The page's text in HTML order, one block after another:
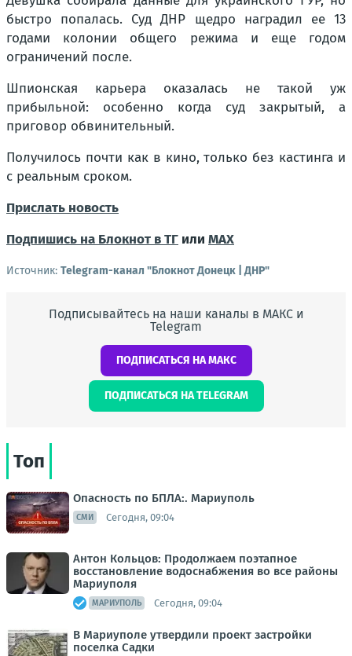
быстро попалась. Суд ДНР щедро наградил ее 13
годами колонии общего режима и еще годом
ограничений после.
Шпионская карьера оказалась не такой уж
прибыльной: особенно когда суд закрытый, а
приговор обвинительный.
Получилось почти как в кино, только без кастинга и
с реальным сроком.
Прислать новость
Подпишись на Блокнот в ТГ или МАХ
Источник: Telegram-канал "Блокнот Донецк | ДНР"
Подписывайтесь на наши каналы в МАКС и
Telegram
ПОДПИСАТЬСЯ НА МАКС
ПОДПИСАТЬСЯ НА TELEGRAM
Топ
Опасность по БПЛА:. Мариуполь
СМИ Сегодня, 09:04
Антон Кольцов: Продолжаем поэтапное
восстановление водоснабжения во все районы
Мариуполя
МАРИУПОЛЬ Сегодня, 09:04
В Мариуполе утвердили проект застройки
поселка Садки